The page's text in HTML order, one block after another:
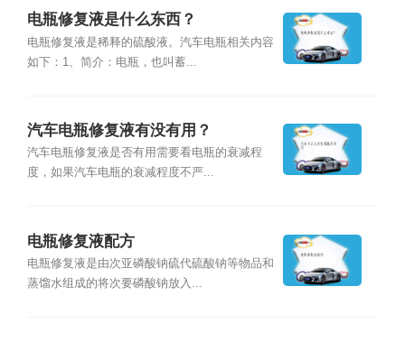
电瓶修复液是什么东西？
电瓶修复液是稀释的硫酸液。汽车电瓶相关内容
如下：1、简介：电瓶，也叫蓄...
汽车电瓶修复液有没有用？
汽车电瓶修复液是否有用需要看电瓶的衰减程
度，如果汽车电瓶的衰减程度不严...
电瓶修复液配方
电瓶修复液是由次亚磷酸钠硫代硫酸钠等物品和
蒸馏水组成的将次要磷酸钠放入...